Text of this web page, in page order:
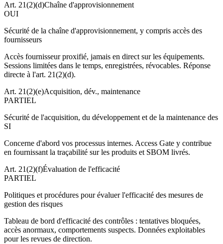
Art. 21(2)(d)Chaîne d'approvisionnement
OUI
Sécurité de la chaîne d'approvisionnement, y compris accès des
fournisseurs
Accès fournisseur proxifié, jamais en direct sur les équipements.
Sessions limitées dans le temps, enregistrées, révocables. Réponse
directe à l'art. 21(2)(d).
Art. 21(2)(e)Acquisition, dév., maintenance
PARTIEL
Sécurité de l'acquisition, du développement et de la maintenance des
SI
Concerne d'abord vos processus internes. Access Gate y contribue
en fournissant la traçabilité sur les produits et SBOM livrés.
Art. 21(2)(f)Évaluation de l'efficacité
PARTIEL
Politiques et procédures pour évaluer l'efficacité des mesures de
gestion des risques
Tableau de bord d'efficacité des contrôles : tentatives bloquées,
accès anormaux, comportements suspects. Données exploitables
pour les revues de direction.